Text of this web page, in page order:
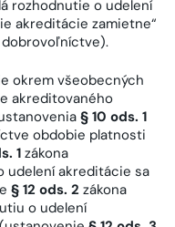
rozhodnutie o udelení
akreditácie zamietne“
dobrovoľníctve).
okrem všeobecných
akreditovaného
§ 10 ods. 1
obdobie platnosti
1 zákona
udelení akreditácie sa
§ 12 ods. 2 zákona
o udelení